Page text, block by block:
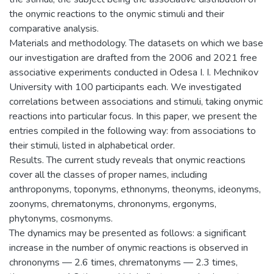
the onymic reactions to the onymic stimuli and their
comparative analysis.
Materials and methodology. The datasets on which we base
our investigation are drafted from the 2006 and 2021 free
associative experiments conducted in Odesa I. I. Mechnikov
University with 100 participants each. We investigated
correlations between associations and stimuli, taking onymic
reactions into particular focus. In this paper, we present the
entries compiled in the following way: from associations to
their stimuli, listed in alphabetical order.
Results. The current study reveals that onymic reactions
cover all the classes of proper names, including
anthroponyms, toponyms, ethnonyms, theonyms, ideonyms,
zoonyms, chrematonyms, chrononyms, ergonyms,
phytonyms, cosmonyms.
The dynamics may be presented as follows: a significant
increase in the number of onymic reactions is observed in
chrononyms — 2.6 times, chrematonyms — 2.3 times,